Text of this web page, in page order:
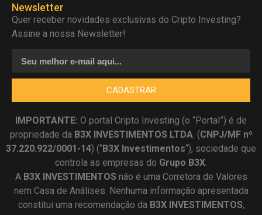
Newsletter
Quer receber novidades exclusivas do Cripto Investing?
Assine a nossa Newsletter!
CADASTRAR
IMPORTANTE: O portal Cripto Investing (o “Portal”) é de
propriedade da B3X INVESTIMENTOS LTDA. (CNPJ/MF nº
37.220.922/0001-14) (“B3X Investimentos“), sociedade que
controla as empresas do Grupo B3X.
A B3X INVESTIMENTOS não é uma Corretora de Valores
nem Casa de Análises. Nenhuma informação apresentada
constitui uma recomendação da B3X INVESTIMENTOS,